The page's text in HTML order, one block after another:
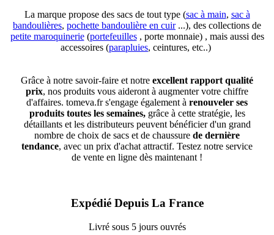
La marque propose des sacs de tout type (sac à main, sac à
bandoulières, pochette bandoulière en cuir...), des collections de
petite maroquinerie(portefeuilles, porte monnaie) , mais aussi des
accessoires (parapluies, ceintures, etc..)
Grâce à notre savoir-faire et notre excellent rapport qualité
prix, nos produits vous aideront à augmenter votre chiffre
d'affaires. tomeva.fr s'engage également à renouveler ses
produits toutes les semaines,grâce à cette stratégie, les
détaillants et les distributeurs peuvent bénéficier d'un grand
nombre de choix de sacs et de chaussure de dernière
tendance, avec un prix d'achat attractif. Testez notre service
de vente en ligne dès maintenant !
Expédié Depuis La France
Livré sous 5 jours ouvrés